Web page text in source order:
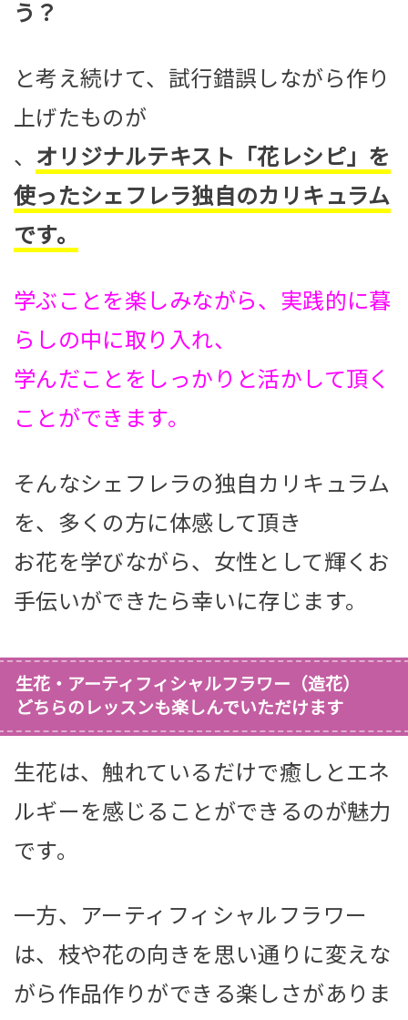
う？
と考え続けて、試行錯誤しながら作り
上げたものが
、 オリジナルテキスト「花レシピ」を
使ったシェフレラ独自のカリキュラム
です。
学ぶことを楽しみながら、実践的に暮
らしの中に取り入れ、
学んだことをしっかりと活かして頂く
ことができます。
そんなシェフレラの独自カリキュラム
を、多くの方に体感して頂き
お花を学びながら、女性として輝くお
手伝いができたら幸いに存じます。
生花・アーティフィシャルフラワー（造花）
どちらのレッスンも楽しんでいただけます
生花は、触れているだけで癒しとエネ
ルギーを感じることができるのが魅力
です。
一方、アーティフィシャルフラワー
は、枝や花の向きを思い通りに変えな
がら作品作りができる楽しさがありま